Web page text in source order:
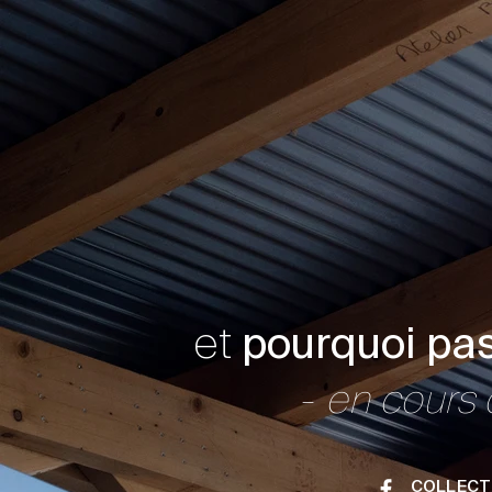
et pourquoi
-en cours